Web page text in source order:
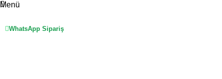
Menü
WhatsApp Sipariş